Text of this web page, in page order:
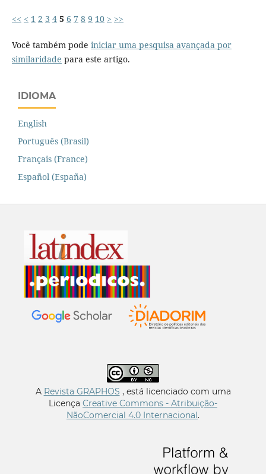
<< < 1 2 3 4 5 6 7 8 9 10 > >>
Você também pode iniciar uma pesquisa avançada por
similaridade para este artigo.
IDIOMA
English
Português (Brasil)
Français (France)
Español (España)
A Revista GRAPHOS , está licenciado com uma
Licença Creative Commons - Atribuição-
NãoComercial 4.0 Internacional.